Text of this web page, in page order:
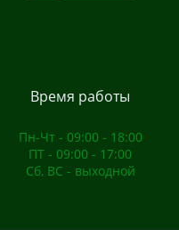
Время работы
Пн-Чт - 09:00 - 18:00
ПТ - 09:00 - 17:00
Сб, ВС - выходной